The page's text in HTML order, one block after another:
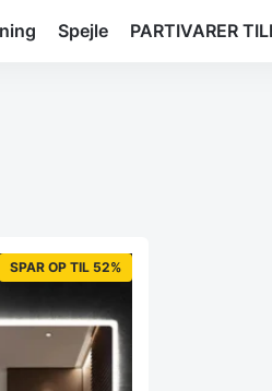
Spejle PARTIVARER
SPAR OP TIL 52%